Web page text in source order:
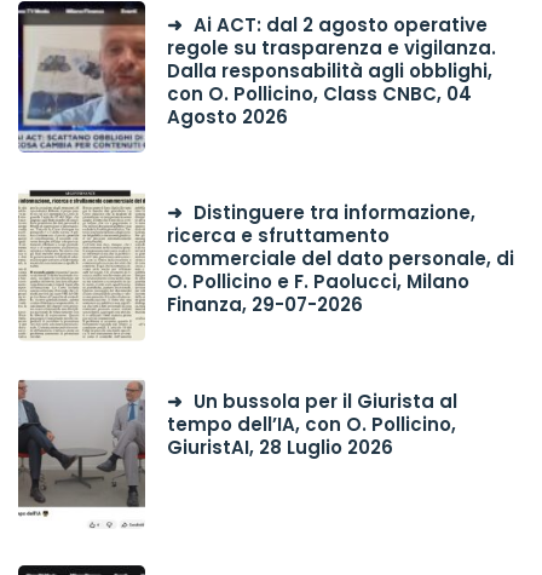
Ai ACT: dal 2 agosto operative
regole su trasparenza e vigilanza.
Dalla responsabilità agli obblighi,
con O. Pollicino, Class CNBC, 04
Agosto 2026
Distinguere tra informazione,
ricerca e sfruttamento
commerciale del dato personale, di
O. Pollicino e F. Paolucci, Milano
Finanza, 29-07-2026
Un bussola per il Giurista al
tempo dell’IA, con O. Pollicino,
GiuristAI, 28 Luglio 2026